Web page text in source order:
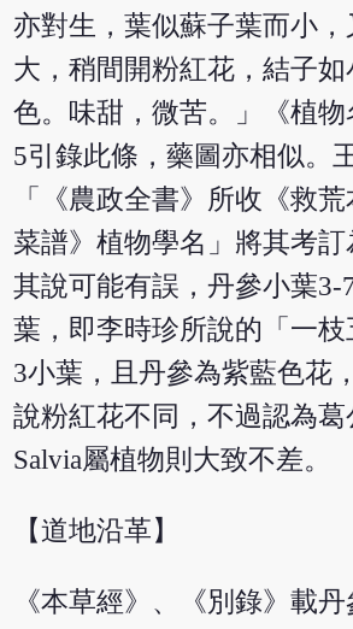
亦對生，葉似蘇子葉而小，
大，稍間開粉紅花，結子
色。味甜，微苦。」《植
5引錄此條，藥圖亦相似。
「《農政全書》所收《救
菜譜》植物學名」將其考訂
其說可能有誤，丹參小葉3-
葉，即李時珍所說的「一枝
3小葉，且丹參為紫藍色花
說粉紅花不同，不過認為
Salvia屬植物則大致不差。
【道地沿革】
《本草經》、《別錄》載